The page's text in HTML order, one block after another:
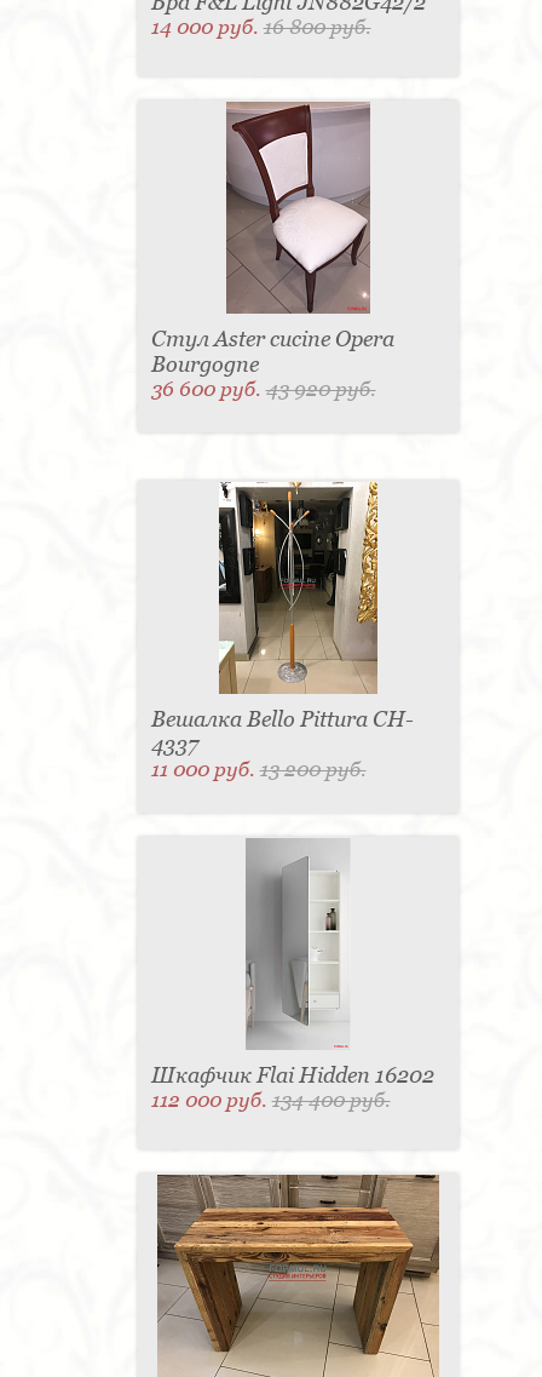
14 000 руб.16 800 руб.
Стул Aster cucine Opera
Bourgogne
36 600 руб.43 920 руб.
Вешалка Bello Pittura CH-
4337
11 000 руб.13 200 руб.
Шкафчик Flai Hidden 16202
112 000 руб.134 400 руб.